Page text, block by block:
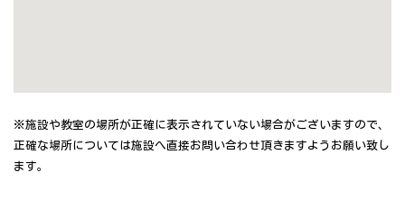
※施設や教室の場所が正確に表示されていない場合がございますので、
正確な場所については施設へ直接お問い合わせ頂きますようお願い致し
ます。